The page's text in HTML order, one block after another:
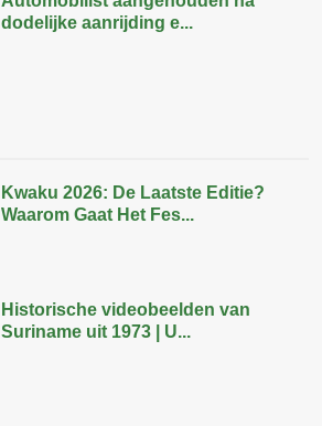
dodelijke aanrijding e...
Kwaku 2026: De Laatste Editie?
Waarom Gaat Het Fes...
Historische videobeelden van
Suriname uit 1973 | U...